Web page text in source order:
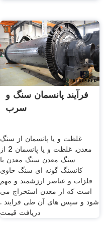
فرآیند پانسمان سنگ و
سرب
غلظت و یا پانسمان از سنگ
معدن. غلظت و یا پانسمان 2 از
سنگ معدن سنگ معدن یا
کانسنگ گونه ای سنگ حاوی
فلزات و عناصر ارزشمند و مهم
است که از معدن استخراج می
شود و سپس های آن طی فرایند .
دریافت قیمت